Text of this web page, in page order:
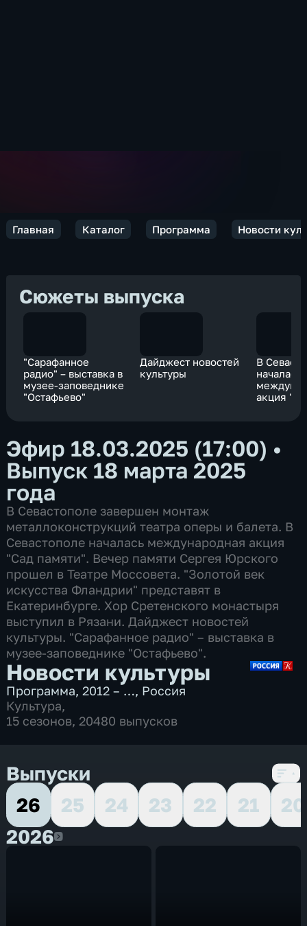
Главная Каталог Программа Новости
Сюжеты выпуска
"Сарафанное
радио" – выставка в
музее-заповеднике
"Остафьево"
Дайджест новостей
культуры
В
началась
акция
Эфир 18.03.2025 (17:00) •
Выпуск 18 марта 2025
года
В Севастополе завершен монтаж
металлоконструкций театра оперы и балета. В
Севастополе началась международная акция
"Сад памяти". Вечер памяти Сергея Юрского
прошел в Театре Моссовета. "Золотой век
искусства Фландрии" представят в
Екатеринбурге. Хор Сретенского монастыря
выступил в Рязани. Дайджест новостей
культуры. "Сарафанное радио" – выставка в
музее-заповеднике "Остафьево".
Новости культуры
Программа,2012 – …, Россия
Культура,
15 сезонов, 20480 выпусков
Выпуски
26
25 24 23 22 21
20
20262026